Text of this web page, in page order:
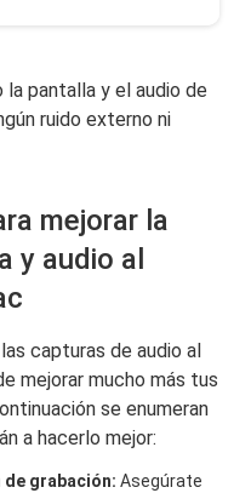
la pantalla y el audio de
ruido externo ni
mejorar la
y audio al
capturas de audio al
mejorar mucho más tus
se enumeran
a hacerlo mejor:
de grabación:Asegúrate